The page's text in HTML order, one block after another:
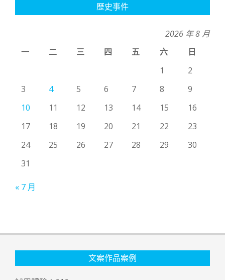
歷史事件
2026 年 8 月
一
二 三 四 五 六
日
1
2
3
4 5 6 7 8
9
10
11 12 13 14 15
16
17
18 19 20 21 22
23
24
25 26 27 28 29
30
31
« 7 月
文案作品案例